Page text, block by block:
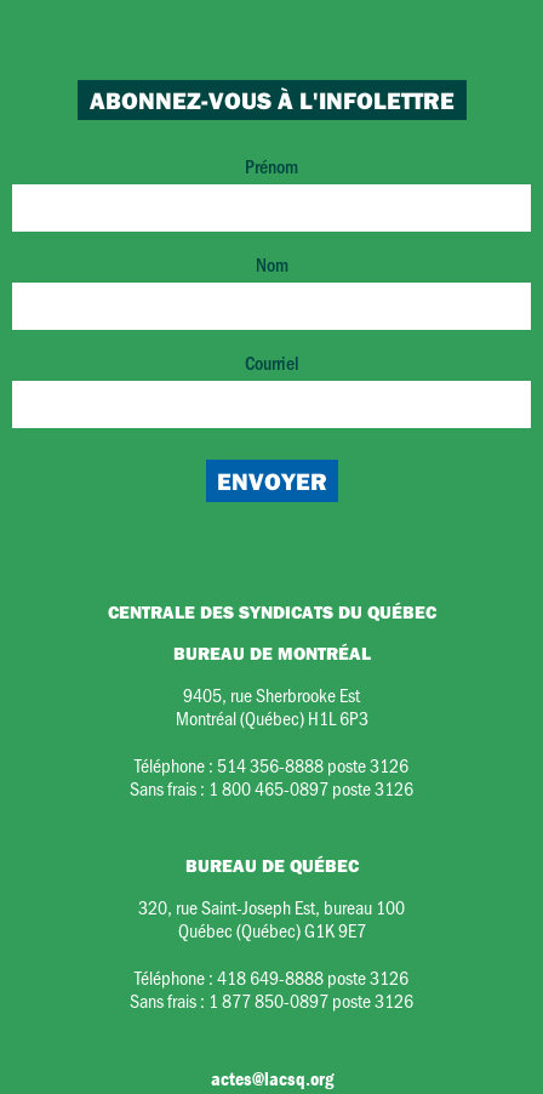
ABONNEZ-VOUS À L'INFOLETTRE
Prénom
Nom
Courriel
CENTRALE DES SYNDICATS DU QUÉBEC
BUREAU DE MONTRÉAL
9405, rue Sherbrooke Est
Montréal (Québec) H1L 6P3
Téléphone : 514 356-8888 poste 3126
Sans frais : 1 800 465-0897 poste 3126
BUREAU DE QUÉBEC
320, rue Saint-Joseph Est, bureau 100
Québec (Québec) G1K 9E7
Téléphone :418 649-8888 poste 3126
Sans frais : 1 877 850-0897 poste 3126
actes@lacsq.org